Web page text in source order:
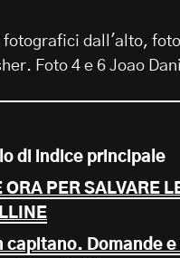
fotografici dall'alto, foto
Foto 4 e 6 Joao
di indice principale
ORA PER SALVARE
capitano. Domande